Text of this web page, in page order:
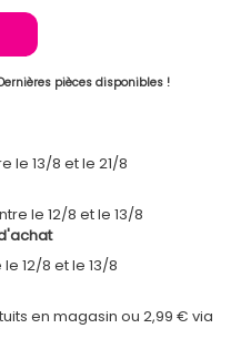
pièces disponibles !
le 13/8 et le 21/8
le 12/8 et le 13/8
le 12/8 et le 13/8
en magasin ou 2,99 € via